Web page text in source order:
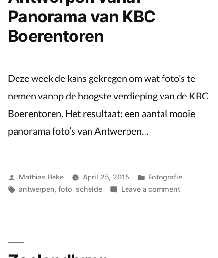
Panorama van KBC
Boerentoren
Deze week de kans gekregen om wat foto’s te
nemen vanop de hoogste verdieping van de KBC
Boerentoren. Het resultaat: een aantal mooie
panorama foto’s van Antwerpen…
Posted
by
Mathias Beke April 25, 2015
Posted
in
Fotografie
Tags:
antwerpen,foto, schelde Leave a commenton